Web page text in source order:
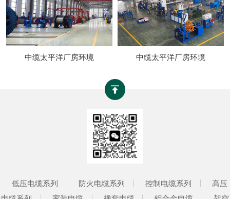
低压电缆系列 防火电缆系列 控制电缆系列 高压